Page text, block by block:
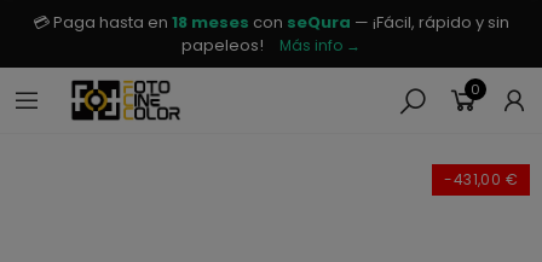
💳 Paga hasta en 18 meses con seQura — ¡Fácil, rápido y sin
papeleos!
Más info →
0
-431,00 €